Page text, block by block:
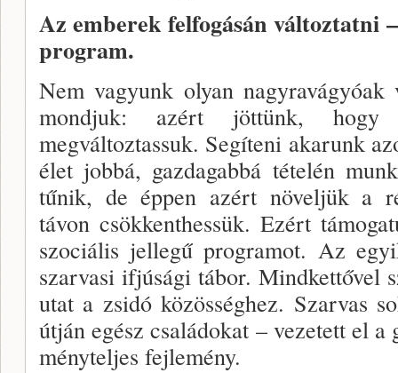
Az emberek felfogásán változtatni
program.
Nem vagyunk olyan
mondjuk: azért jöttünk, hogy
megváltoztassuk. Segíteni akarunk
élet jobbá, gaz­dagabbá tételén
tűnik, de éppen azért növel­jük a
távon csökkenthessük. Ezért
szociális jellegű programot. Az
szarvasi ifjúsági tábor. Mindkettővel
utat a zsidó közösséghez. Szarvas
útján egész családokat – ve­zetett el
ményteljes fejlemény.